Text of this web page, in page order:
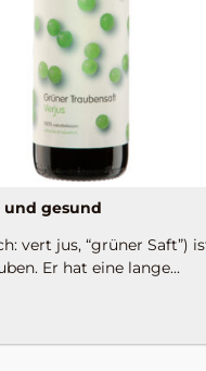
und gesund
vert jus, “grüner Saft”)
Er hat eine lange...